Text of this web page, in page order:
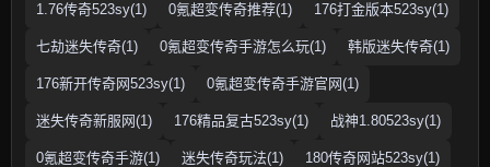
1.76传奇523sy(1) 0氪超变传奇推荐(1) 176打金版本523sy(1)
七劫迷失传奇(1) 0氪超变传奇手游怎么玩(1) 韩版迷失传奇(1)
176新开传奇网523sy(1) 0氪超变传奇手游官网(1)
迷失传奇新服网(1) 176精品复古523sy(1) 战神1.80523sy(1)
0氪超变传奇手游(1) 迷失传奇玩法(1) 180传奇网站523sy(1)